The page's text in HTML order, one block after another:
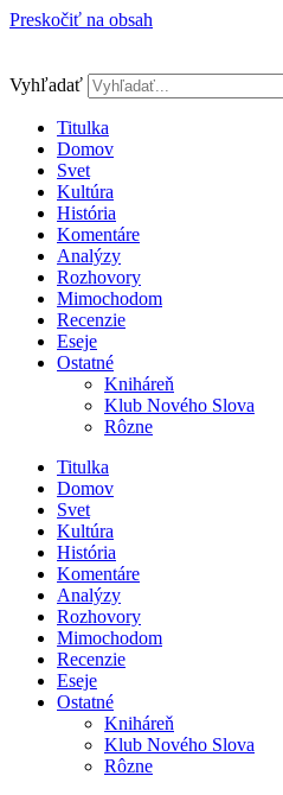
Preskočiť na obsah
Vyhľadať
Titulka
Domov
Svet
Kultúra
História
Komentáre
Analýzy
Rozhovory
Mimochodom
Recenzie
Eseje
Ostatné
Kniháreň
Klub Nového Slova
Rôzne
Titulka
Domov
Svet
Kultúra
História
Komentáre
Analýzy
Rozhovory
Mimochodom
Recenzie
Eseje
Ostatné
Kniháreň
Klub Nového Slova
Rôzne